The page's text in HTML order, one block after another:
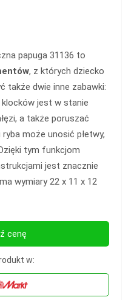
papuga 31136 to
, z których dziecko
także dwie inne zabawki:
jest w stanie
a także poruszać
może unosić płetwy,
tym funkcjom
jest znacznie
wymiary 22 x 11 x 12
cenę
w: